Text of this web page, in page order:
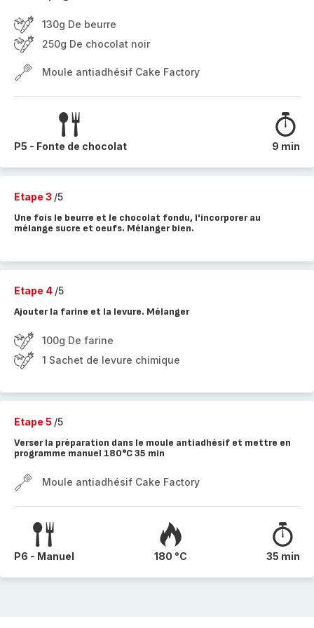
130g De beurre
250g De chocolat noir
Moule antiadhésif Cake Factory
P5 - Fonte de chocolat 9 min
Etape 3 /5
Une fois le beurre et le chocolat fondu, l'incorporer au
mélange sucre et oeufs. Mélanger bien.
Etape 4 /5
Ajouter la farine et la levure. Mélanger
100g De farine
1 Sachet de levure chimique
Etape 5 /5
Verser la préparation dans le moule antiadhésif et mettre en
programme manuel 180°C 35 min
Moule antiadhésif Cake Factory
P6 - Manuel 180 °C 35 min